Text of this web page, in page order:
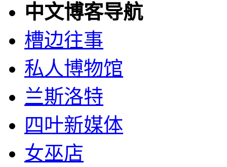
中文博客导航
槽边往事
私人博物馆
兰斯洛特
四叶新媒体
女巫店